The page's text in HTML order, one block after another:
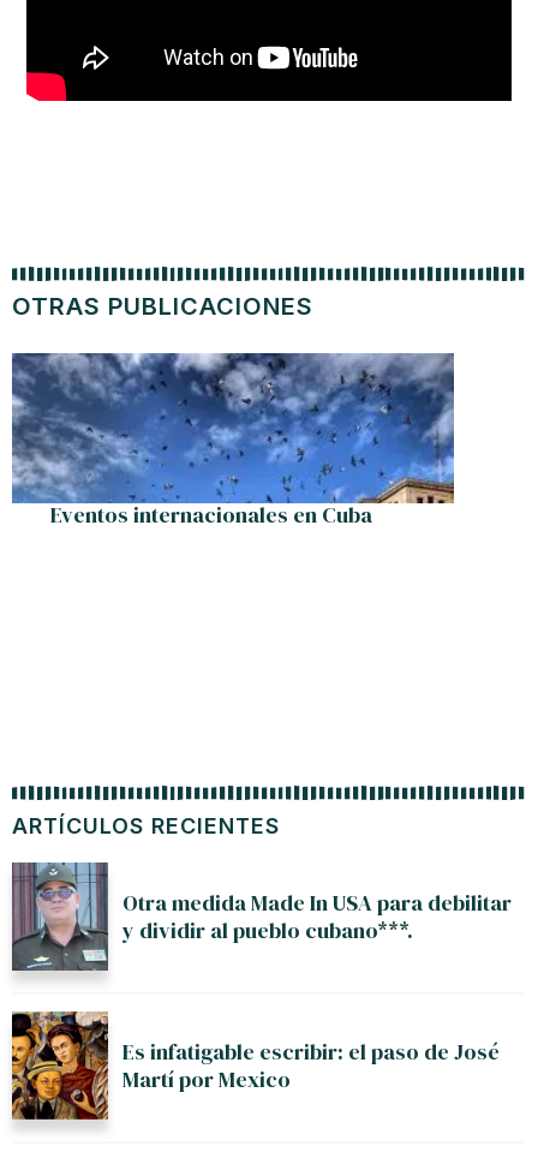
ARTÍCULOS RECIENTES
Otra medida Made In USA para debilitar
y dividir al pueblo cubano***.
Es infatigable escribir: el paso de José
Martí por Mexico
OTRAS PUBLICACIONES
Eventos internacionales en Cuba